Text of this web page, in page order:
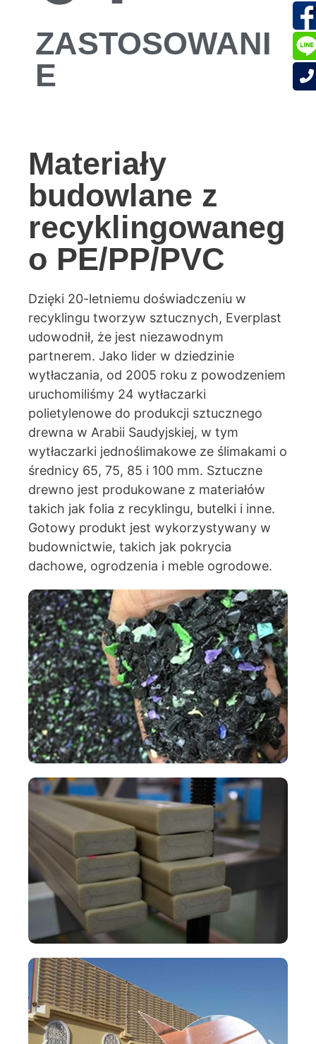
ZASTOSOWANI
E
Materiały
budowlane z
recyklingowaneg
o PE/PP/PVC
Dzięki 20-letniemu doświadczeniu w
recyklingu tworzyw sztucznych, Everplast
udowodnił, że jest niezawodnym
partnerem. Jako lider w dziedzinie
wytłaczania, od 2005 roku z powodzeniem
uruchomiliśmy 24 wytłaczarki
polietylenowe do produkcji sztucznego
drewna w Arabii Saudyjskiej, w tym
wytłaczarki jednoślimakowe ze ślimakami o
średnicy 65, 75, 85 i 100 mm. Sztuczne
drewno jest produkowane z materiałów
takich jak folia z recyklingu, butelki i inne.
Gotowy produkt jest wykorzystywany w
budownictwie, takich jak pokrycia
dachowe, ogrodzenia i meble ogrodowe.